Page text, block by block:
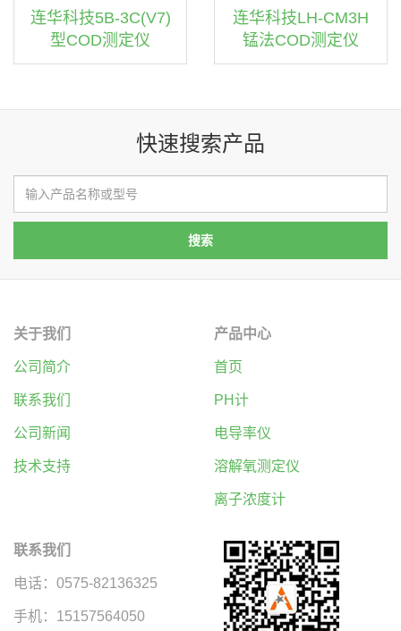
连华科技5B-3C(V7)
型COD测定仪
连华科技LH-CM3H
锰法COD测定仪
快速搜索产品
关于我们
公司简介
联系我们
公司新闻
技术支持
产品中心
首页
PH计
电导率仪
溶解氧测定仪
离子浓度计
联系我们
电话：0575-82136325
手机：15157564050